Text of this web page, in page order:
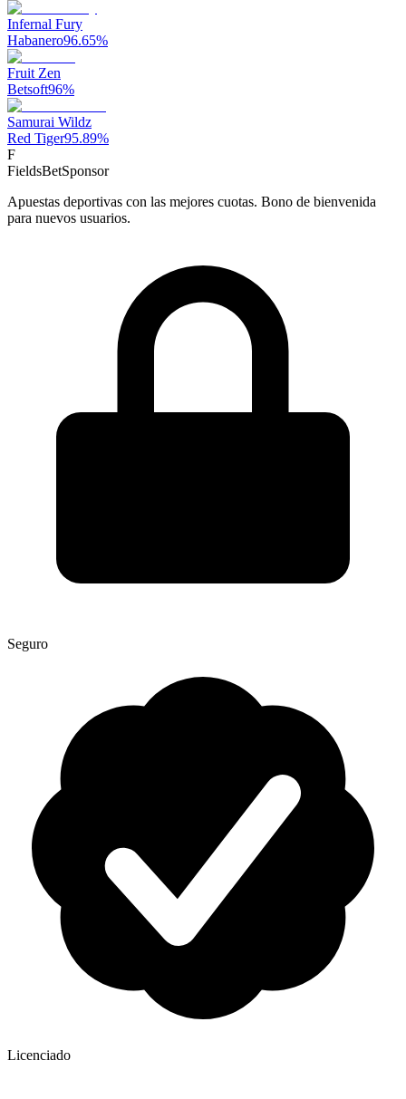
Infernal Fury
Habanero96.65%
Fruit Zen
Betsoft96%
Samurai Wildz
Red Tiger95.89%
F
FieldsBetSponsor
Apuestas deportivas con las mejores cuotas. Bono de bienvenida
para nuevos usuarios.
Seguro
Licenciado